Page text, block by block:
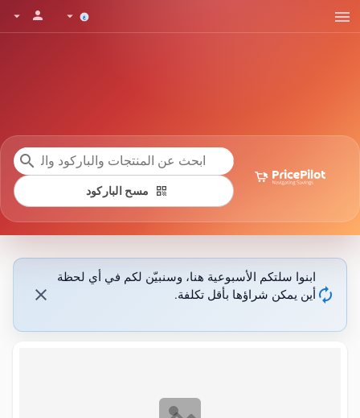
menu
arrow_drop_down
person
arrow_drop_down
search
qr_code مسح الباركود
autorenew
ابنوا سلتكم الأسبوعية هنا، وسنبيّن لكم في أي لحظة
أين يمكن شراؤها بأقل تكلفة.
close